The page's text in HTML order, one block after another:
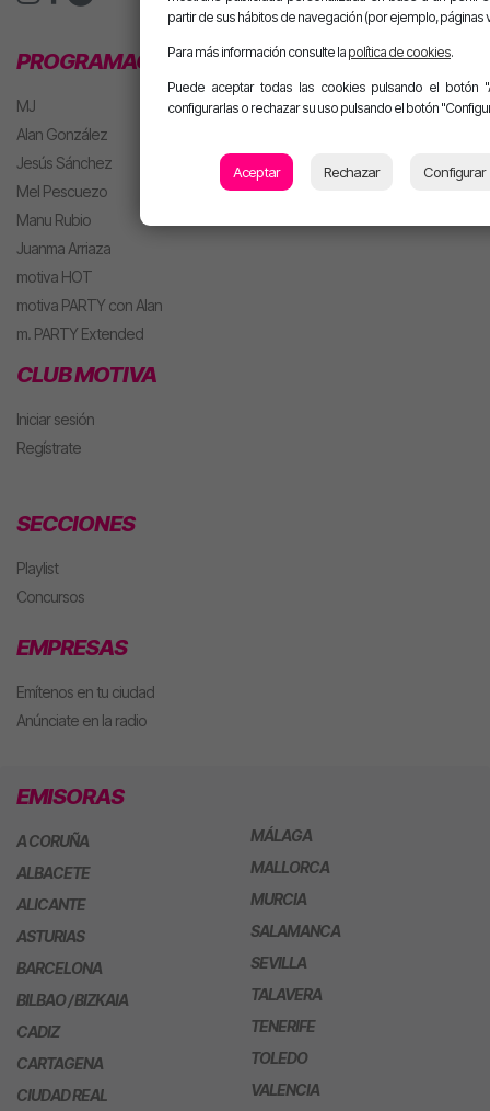
PROGRAMACIÓN
MJ
Alan González
Jesús Sánchez
Mel Pescuezo
Manu Rubio
Juanma Arriaza
motiva HOT
motiva PARTY con Alan
m. PARTY Extended
CLUB MOTIVA
Iniciar sesión
Regístrate
SECCIONES
Playlist
Concursos
EMPRESAS
Emítenos en tu ciudad
Anúnciate en la radio
EMISORAS
A CORUÑA
ALBACETE
ALICANTE
ASTURIAS
BARCELONA
BILBAO / BIZKAIA
CADIZ
CARTAGENA
CIUDAD REAL
MÁLAGA
MALLORCA
MURCIA
SALAMANCA
SEVILLA
TALAVERA
TENERIFE
TOLEDO
VALENCIA
partir de sus hábitos de navegación (por ejemplo, páginas
Para más información consulte la política de cookies.
Puede aceptar todas las cookies pulsando el botón
configurarlas o rechazar su uso pulsando el botón
Aceptar Rechazar Configurar